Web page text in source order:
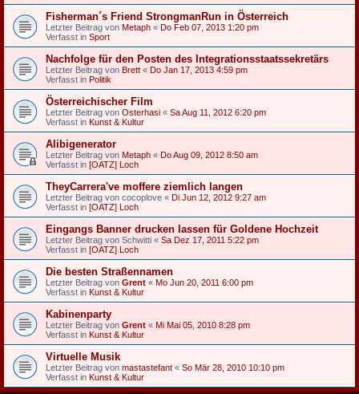
Fisherman´s Friend StrongmanRun in Österreich
Letzter Beitrag von Metaph « Do Feb 07, 2013 1:20 pm
Verfasst in Sport
Nachfolge für den Posten des Integrationsstaatssekretärs
Letzter Beitrag von Brett « Do Jan 17, 2013 4:59 pm
Verfasst in Politik
Österreichischer Film
Letzter Beitrag von Osterhasi « Sa Aug 11, 2012 6:20 pm
Verfasst in Kunst & Kultur
Alibigenerator
Letzter Beitrag von Metaph « Do Aug 09, 2012 8:50 am
Verfasst in [OATZ] Loch
TheyCarrera've moffere ziemlich langen
Letzter Beitrag von cocoplove « Di Jun 12, 2012 9:27 am
Verfasst in [OATZ] Loch
Eingangs Banner drucken lassen für Goldene Hochzeit
Letzter Beitrag von Schwitti « Sa Dez 17, 2011 5:22 pm
Verfasst in [OATZ] Loch
Die besten Straßennamen
Letzter Beitrag von Grent « Mo Jun 20, 2011 6:00 pm
Verfasst in Kunst & Kultur
Kabinenparty
Letzter Beitrag von Grent « Mi Mai 05, 2010 8:28 pm
Verfasst in Kunst & Kultur
Virtuelle Musik
Letzter Beitrag von mastastefant « So Mär 28, 2010 10:10 pm
Verfasst in Kunst & Kultur